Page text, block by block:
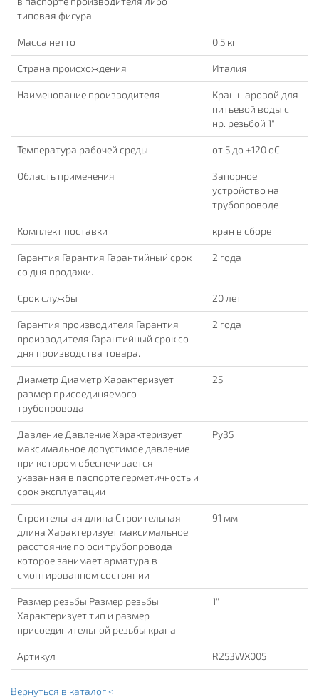
типовая фигура
Масса нетто 0.5 кг
Страна происхождения Италия
Наименование производителя
Кран шаровой для
питьевой воды с
нр. резьбой 1"
Температура рабочей среды от 5 до +120 oC
Область применения
Запорное
устройство на
трубопроводе
Комплект поставки кран в сборе
Гарантия Гарантия Гарантийный срок
со дня продажи.
2 года
Срок службы 20 лет
Гарантия производителя Гарантия
производителя Гарантийный срок со
дня производства товара.
2 года
Диаметр Диаметр Характеризует
размер присоединяемого
трубопровода
25
Давление Давление Характеризует
максимальное допустимое давление
при котором обеспечивается
указанная в паспорте герметичность и
срок эксплуатации
Ру35
Строительная длина Строительная
длина Характеризует максимальное
расстояние по оси трубопровода
которое занимает арматура в
смонтированном состоянии
91 мм
Размер резьбы Размер резьбы
Характеризует тип и размер
присоединительной резьбы крана
1"
Артикул R253WX005
Вернуться в каталог <